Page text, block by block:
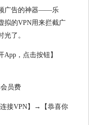
广告的神器——乐
拟的VPN用来拦截广
了。
App，点击按钮】
接VPN】→【恭喜你